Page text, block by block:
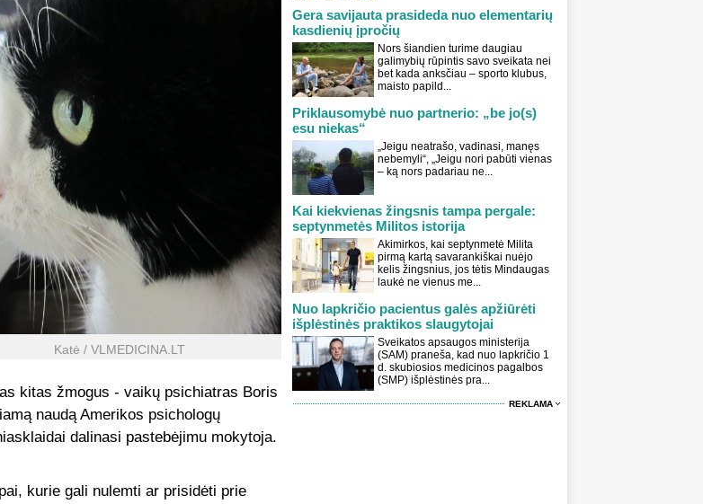
Katė / VLMEDICINA.LT
kitas žmogus - vaikų psichiatras Boris
naudą Amerikos psichologų
dalinasi pastebėjimu mokytoja.
kurie gali nulemti ar prisidėti prie
Gera savijauta prasideda nuo elementarių
kasdienių įpročių
Nors šiandien turime daugiau
galimybių rūpintis savo sveikata nei
bet kada anksčiau – sporto klubus,
maisto papild...
Priklausomybė nuo partnerio: „be jo(s)
esu niekas“
„Jeigu neatrašo, vadinasi, manęs
nebemyli“, „Jeigu nori pabūti vienas
– ką nors padariau ne...
Kai kiekvienas žingsnis tampa pergale:
septynmetės Militos istorija
Akimirkos, kai septynmetė Milita
pirmą kartą savarankiškai nuėjo
kelis žingsnius, jos tėtis Mindaugas
laukė ne vienus me...
Nuo lapkričio pacientus galės apžiūrėti
išplėstinės praktikos slaugytojai
Sveikatos apsaugos ministerija
(SAM) praneša, kad nuo lapkričio 1
d. skubiosios medicinos pagalbos
(SMP) išplėstinės pra...
REKLAMA